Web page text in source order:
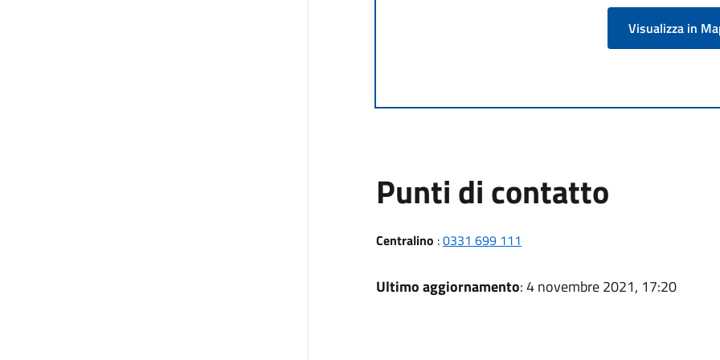
Visualizza in
Punti di contatto
Centralino :0331 699 111
Ultimo aggiornamento: 4 novembre 2021, 17:20